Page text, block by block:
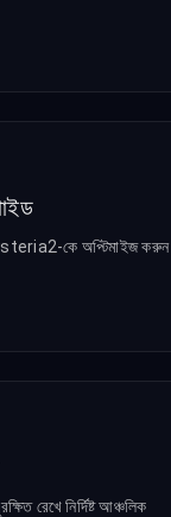
কে অপ্টিমাইজ করুন
রেখে নির্দিষ্ট আঞ্চলিক